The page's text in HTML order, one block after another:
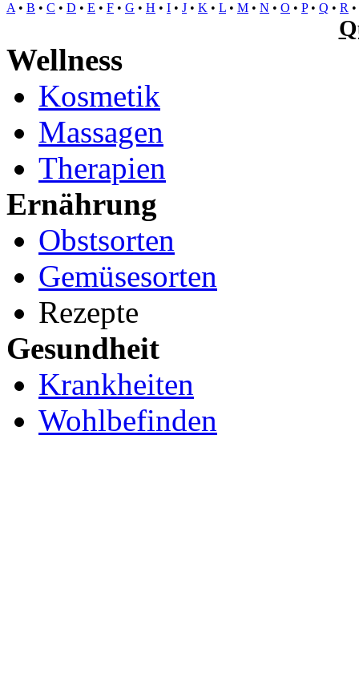
A • B • C • D • E • F • G • H • I • J • K • L • M • N • O • P• Q • R •
Wellness
Kosmetik
Massagen
Therapien
Ernährung
Obstsorten
Gemüsesorten
Rezepte
Gesundheit
Krankheiten
Wohlbefinden